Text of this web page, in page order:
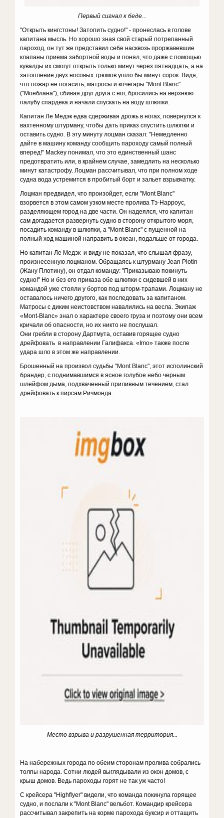
Первый сигнал к беде...
"Открыть кингстоны! Затопить судно!" - пронеслась в голове
капитана мысль. Но хорошо зная свой старый потрепанный
пароход, он тут же представил себе насквозь проржавевшие
клапаны приема забортной воды и понял, что даже с помощью
кувалды их смогут открыть только минут через пятнадцать, а на
затопление двух носовых трюмов ушло бы минут сорок. Видя,
что пожар не погасить, матросы и кочегары "Mont Blanc"
("Монблана"), сбивая друг друга с ног, бросились на верхнюю
палубу спардека и начали спускать на воду шлюпки.
Капитан Ле Медэк едва сдерживая дрожь в ногах, повернулся к
вахтенному штурману, чтобы дать приказ спустить шлюпки и
оставить судно. В эту минуту лоцман сказал: "Немедленно
дайте в машину команду сообщить пароходу самый полный
вперед!" Mackey понимал, что это единственный шанс
предотвратить или, в крайнем случае, замедлить на несколько
минут катастрофу. Лоцман рассчитывал, что при полном ходе
судна вода устремится в пробитый борт и зальет взрывчатку.
Лоцман предвидел, что произойдет, если "Mont Blanc"
взорвется в этом самом узком месте пролива Тэ-Нарроус,
разделяющем город на две части. Он надеялся, что капитан
сам догадается развернуть судно в сторону открытого моря,
посадить команду в шлюпки, а "Mont Blanc" с пущенной на
полный ход машиной направить в океан, подальше от города.
Но капитан Ле Медэк и виду не показал, что слышал фразу,
произнесенную лоцманом. Обращаясь к штурмануJean Plotin
(Жану Плотину), он отдал команду: "Приказываю покинуть
судно!" Но и без его приказа обе шлюпки с сидевшей в них
командой уже стояли у бортов под шторм-трапами. Лоцману не
оставалось ничего другого, как последовать за капитаном.
Матросы с диким неистовством навалились на весла. Экипаж
«Mont-Blanc» знал о характере своего груза и поэтому они всем
кричали об опасности, но их никто не послушал.
Они гребли в сторону Дартмута, оставив горящее судно
дрейфовать в направлении Галифакса. «Imo» также после
удара шло в этом же направлении.
Брошенный на произвол судьбы "Mont Blanc", этот исполинский
брандер, с поднимавшимся в ясное голубое небо черным
шлейфом дыма, подхваченный приливным течением, стал
дрейфовать к пирсам Ричмонда.
Место взрыва и разрушенная территория...
На набережных города по обеим сторонам пролива собрались
толпы народа. Сотни людей выглядывали из окон домов, с
крыш домов. Ведь пароходы горят не так уж часто!
С крейсера "Highflyer" видели, что команда покинула горящее
судно, и послали к "Mont Blanc" вельбот. Командир крейсера
рассчитывал закрепить на корме парохода буксир и оттащить